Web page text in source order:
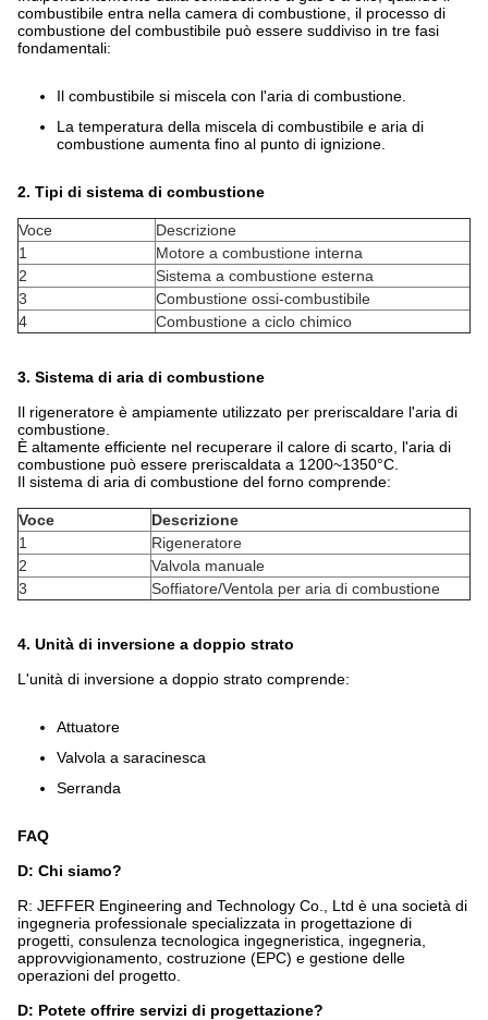
combustibile entra nella camera di combustione, il processo di
combustione del combustibile può essere suddiviso in tre fasi
fondamentali:
Il combustibile si miscela con l'aria di combustione.
La temperatura della miscela di combustibile e aria di
combustione aumenta fino al punto di ignizione.
2. Tipi di sistema di combustione
Voce
Descrizione
1
Motore a combustione interna
2
Sistema a combustione esterna
3
Combustione ossi-combustibile
4
Combustione a ciclo chimico
3. Sistema di aria di combustione
Il rigeneratore è ampiamente utilizzato per preriscaldare l'aria di
combustione.
È altamente efficiente nel recuperare il calore di scarto, l'aria di
combustione può essere preriscaldata a 1200~1350°C.
Il sistema di aria di combustione del forno comprende:
Voce
Descrizione
1
Rigeneratore
2
Valvola manuale
3
Soffiatore/Ventola per aria di combustione
4. Unità di inversione a doppio strato
L'unità di inversione a doppio strato comprende:
Attuatore
Valvola a saracinesca
Serranda
FAQ
D: Chi siamo?
R: JEFFER Engineering and Technology Co., Ltd è una società di
ingegneria professionale specializzata in progettazione di
progetti, consulenza tecnologica ingegneristica, ingegneria,
approvvigionamento, costruzione (EPC) e gestione delle
operazioni del progetto.
D: Potete offrire servizi di progettazione?